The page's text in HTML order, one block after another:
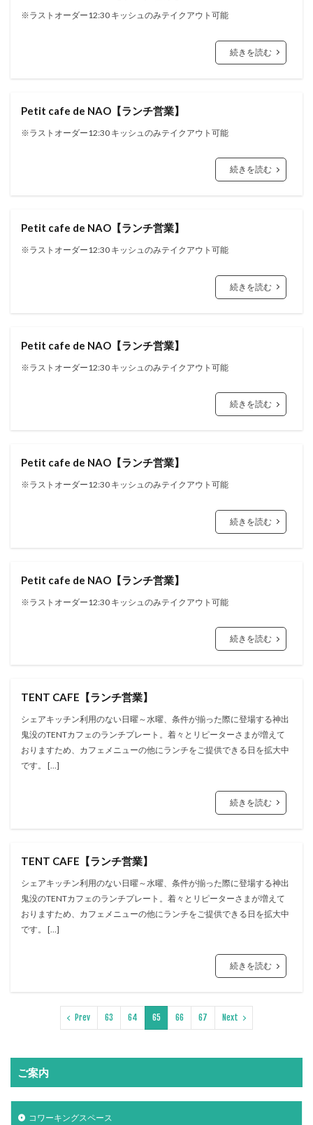
※ラストオーダー12:30 キッシュのみテイクアウト可能
続きを読む
Petit cafe de NAO【ランチ営業】
※ラストオーダー12:30 キッシュのみテイクアウト可能
続きを読む
Petit cafe de NAO【ランチ営業】
※ラストオーダー12:30 キッシュのみテイクアウト可能
続きを読む
Petit cafe de NAO【ランチ営業】
※ラストオーダー12:30 キッシュのみテイクアウト可能
続きを読む
Petit cafe de NAO【ランチ営業】
※ラストオーダー12:30 キッシュのみテイクアウト可能
続きを読む
Petit cafe de NAO【ランチ営業】
※ラストオーダー12:30 キッシュのみテイクアウト可能
続きを読む
TENT CAFE【ランチ営業】
シェアキッチン利用のない日曜～水曜、条件が揃った際に登場する神出
鬼没のTENTカフェのランチプレート。着々とリピーターさまが増えて
おりますため、カフェメニューの他にランチをご提供できる日を拡大中
です。 […]
続きを読む
TENT CAFE【ランチ営業】
シェアキッチン利用のない日曜～水曜、条件が揃った際に登場する神出
鬼没のTENTカフェのランチプレート。着々とリピーターさまが増えて
おりますため、カフェメニューの他にランチをご提供できる日を拡大中
です。 […]
続きを読む
Prev 63 64 65 66 67 Next
ご案内
コワーキングスペース